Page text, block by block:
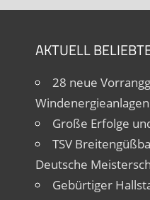
AKTUELL
28 neue
Windenergieanlagen
Große Erfolge
TSV
Deutsche
Gebürtiger